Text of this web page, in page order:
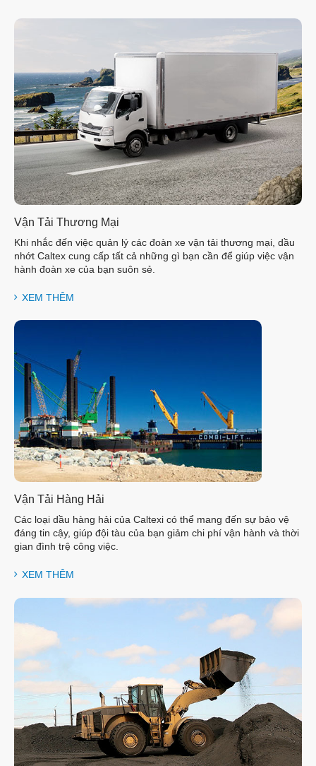
Vận Tải Thương Mại
Khi nhắc đến việc quản lý các đoàn xe vận tải thương mại, dầu
nhớt Caltex cung cấp tất cả những gì bạn cần để giúp việc vận
hành đoàn xe của bạn suôn sẻ.
XEM THÊM
Vận Tải Hàng Hải
Các loại dầu hàng hải của Caltexi có thể mang đến sự bảo vệ
đáng tin cậy, giúp đội tàu của bạn giảm chi phí vận hành và thời
gian đình trệ công việc.
XEM THÊM